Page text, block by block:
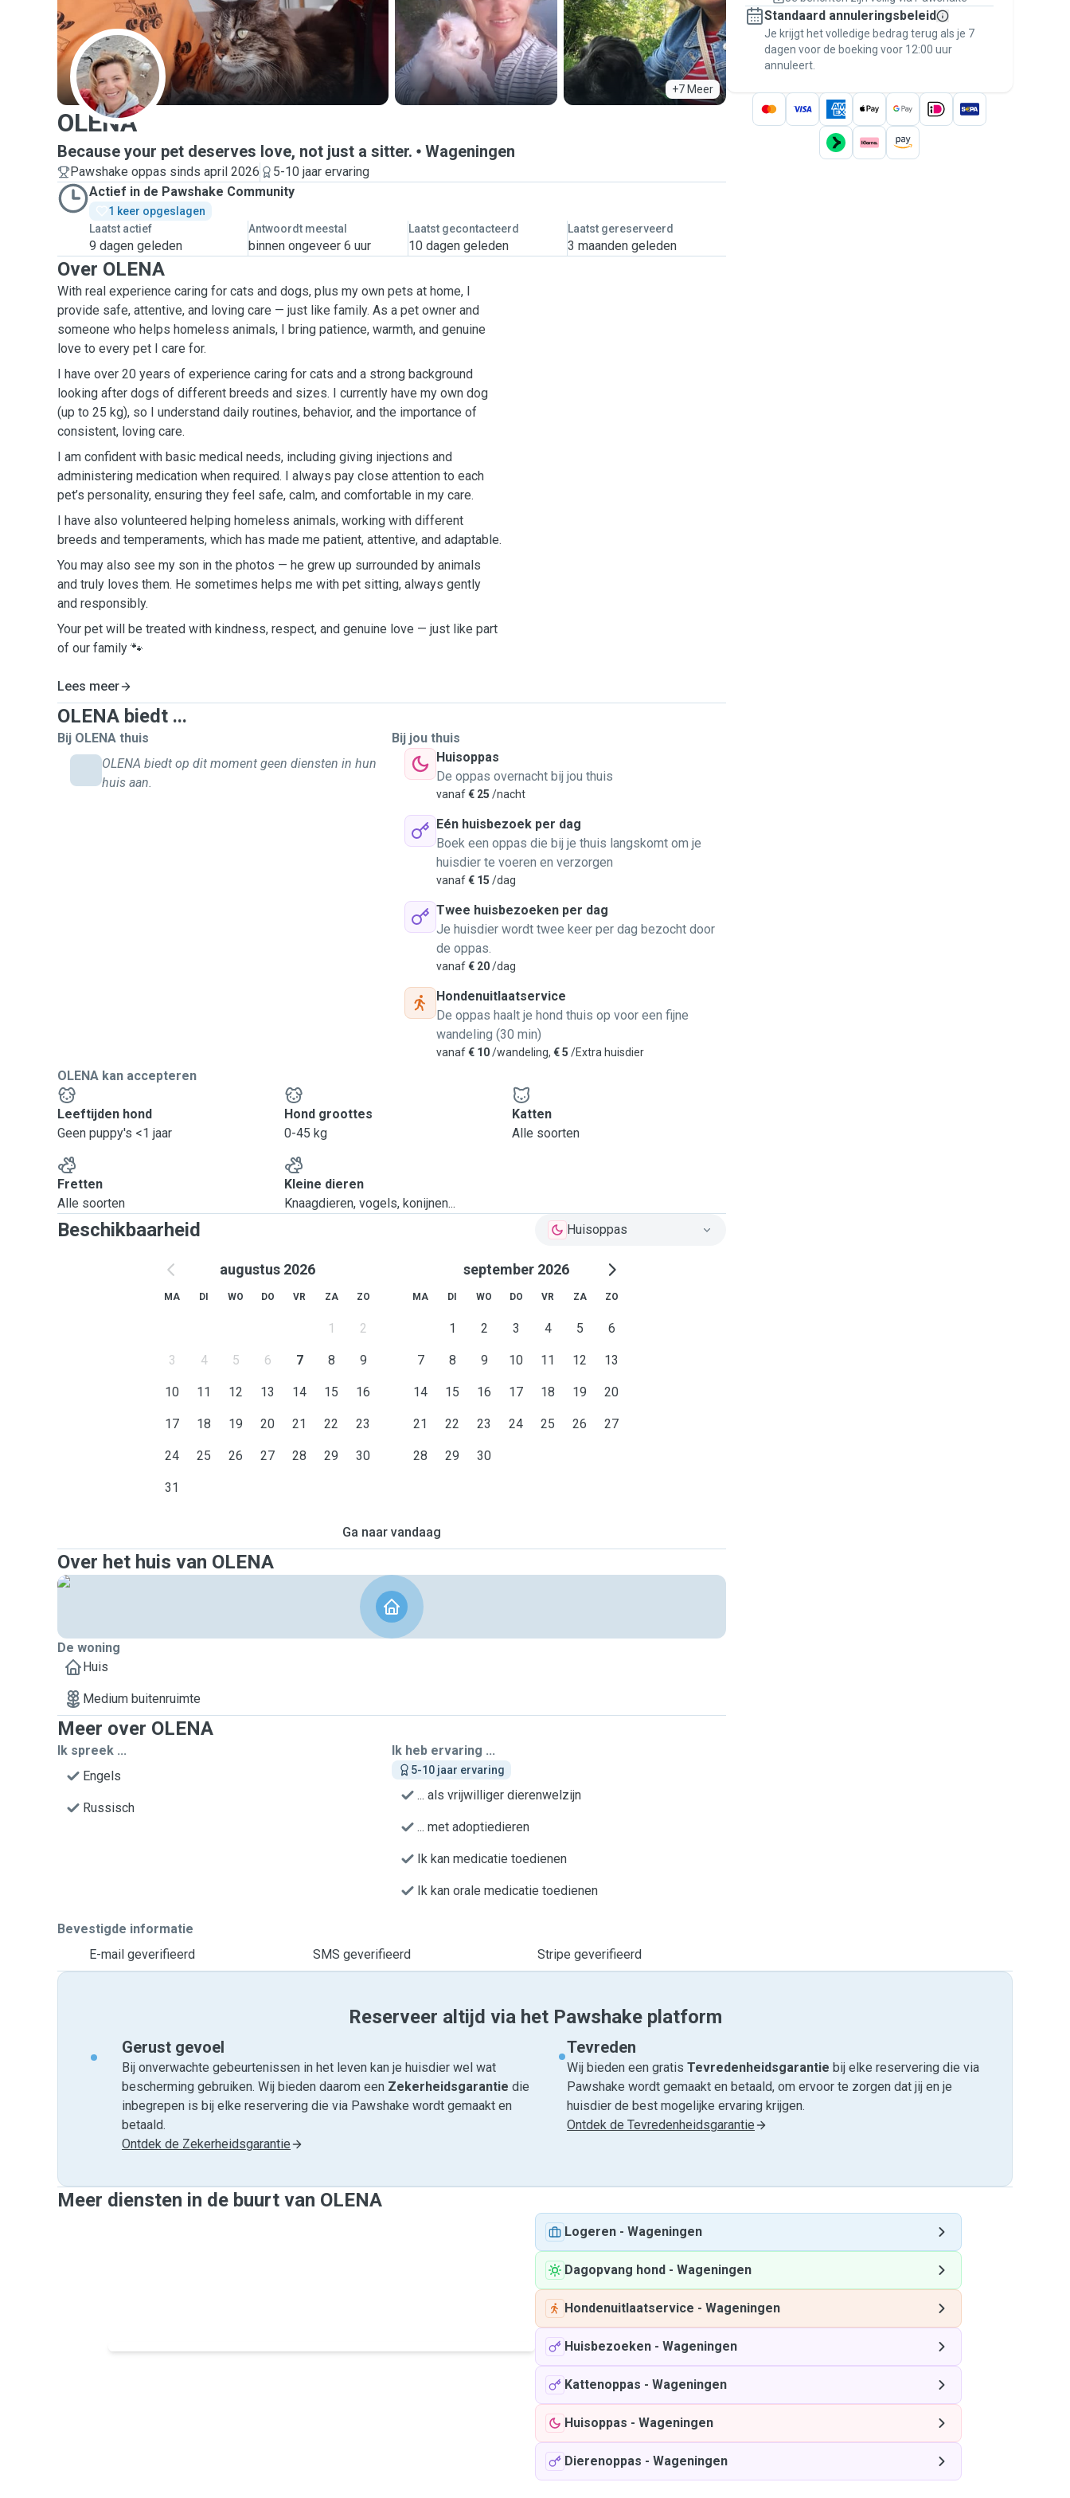
+7 Meer
O
OLENA
Because your pet deserves love, not just a sitter. Wageningen
Pawshake oppas sinds april 2026
5-10 jaar ervaring
Actief in de Pawshake Community
1 keer opgeslagen
Laatst actief
9 dagen geleden
Antwoordt meestal
binnen ongeveer 6 uur
Laatst gecontacteerd
10 dagen geleden
Laatst gereserveerd
3 maanden geleden
Over OLENA
With real experience caring for cats and dogs, plus my own pets at home, I
provide safe, attentive, and loving care — just like family. As a pet owner and
someone who helps homeless animals, I bring patience, warmth, and genuine
love to every pet I care for.
I have over 20 years of experience caring for cats and a strong background
looking after dogs of different breeds and sizes. I currently have my own dog
(up to 25 kg), so I understand daily routines, behavior, and the importance of
consistent, loving care.
I am confident with basic medical needs, including giving injections and
administering medication when required. I always pay close attention to each
pet’s personality, ensuring they feel safe, calm, and comfortable in my care.
I have also volunteered helping homeless animals, working with different
breeds and temperaments, which has made me patient, attentive, and adaptable.
You may also see my son in the photos — he grew up surrounded by animals
and truly loves them. He sometimes helps me with pet sitting, always gently
and responsibly.
Your pet will be treated with kindness, respect, and genuine love — just like part
of our family 🐾
Lees meer
OLENA biedt ...
Bij OLENA thuis
OLENA biedt op dit moment geen diensten in hun
huis aan.
Bij jou thuis
Huisoppas
De oppas overnacht bij jou thuis
vanaf€ 25 /nacht
Eén huisbezoek per dag
Boek een oppas die bij je thuis langskomt om je
huisdier te voeren en verzorgen
vanaf€ 15 /dag
Twee huisbezoeken per dag
Je huisdier wordt twee keer per dag bezocht door
de oppas.
vanaf€ 20/dag
Hondenuitlaatservice
De oppas haalt je hond thuis op voor een fijne
wandeling (30 min)
vanaf€ 10/wandeling, € 5 /Extra huisdier
OLENA kan accepteren
Leeftijden hond
Geen puppy's <1 jaar
Hond groottes
0-45 kg
Katten
Alle soorten
Fretten
Alle soorten
Kleine dieren
Knaagdieren, vogels, konijnen...
Beschikbaarheid Huisoppas
augustus 2026
MA DI WO DO VR ZA ZO
1 2
3 4 5 6 7 8 9
10 11 12 13 14 15 16
17 18 19 20 21 22 23
24 25 26 27 28 29 30
31
september 2026
MA DI WO DO VR ZA ZO
1 2 3 4 5 6
7 8 9 10 11 12 13
14 15 16 17 18 19 20
21 22 23 24 25 26 27
28 29 30
Ga naar vandaag
Over het huis van OLENA
De woning
Huis
Medium buitenruimte
Meer over OLENA
Ik spreek ...
Engels
Russisch
Ik heb ervaring ...
5-10 jaar ervaring
... als vrijwilliger dierenwelzijn
... met adoptiedieren
Ik kan medicatie toedienen
Ik kan orale medicatie toedienen
Bevestigde informatie
E-mail geverifieerd
SMS geverifieerd Stripe geverifieerd
bericht tot betaling — en geniet van de
Pawshake Garantie.
Standaard annuleringsbeleid
Je krijgt het volledige bedrag terug als je 7
dagen voor de boeking voor 12:00 uur
annuleert.
Reserveer altijd via het Pawshake platform
Gerust gevoel
Bij onverwachte gebeurtenissen in het leven kan je huisdier wel wat
bescherming gebruiken. Wij bieden daarom een Zekerheidsgarantie die
inbegrepen is bij elke reservering die via Pawshake wordt gemaakt en
betaald.
Ontdek de Zekerheidsgarantie
Tevreden
Wij bieden een gratis Tevredenheids­garantie bij elke reservering die via
Pawshake wordt gemaakt en betaald, om ervoor te zorgen dat jij en je
huisdier de best mogelijke ervaring krijgen.
Ontdek de Tevredenheidsgarantie
Meer diensten in de buurt van OLENA
Logeren - Wageningen
Dagopvang hond - Wageningen
Hondenuitlaatservice - Wageningen
Huisbezoeken - Wageningen
Kattenoppas - Wageningen
Huisoppas - Wageningen
Dierenoppas - Wageningen